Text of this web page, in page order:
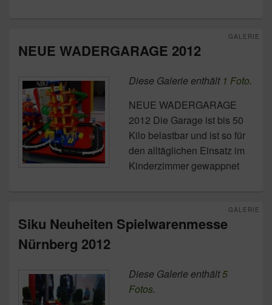
NEUE WADERGARAGE 2012
GALERIE
Diese Galerie enthält 1 Foto.
NEUE WADERGARAGE
2012 Die Garage ist bis 50
Kilo belastbar und ist so für
den alltäglichen Einsatz im
Kinderzimmer gewappnet
Siku Neuheiten Spielwarenmesse
Nürnberg 2012
GALERIE
Diese Galerie enthält5
Fotos.